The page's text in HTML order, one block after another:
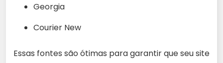
Georgia
Courier New
Essas fontes são ótimas para garantir que seu site